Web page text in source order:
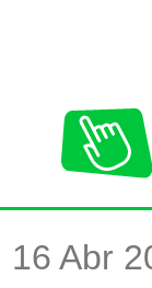
16 Abr